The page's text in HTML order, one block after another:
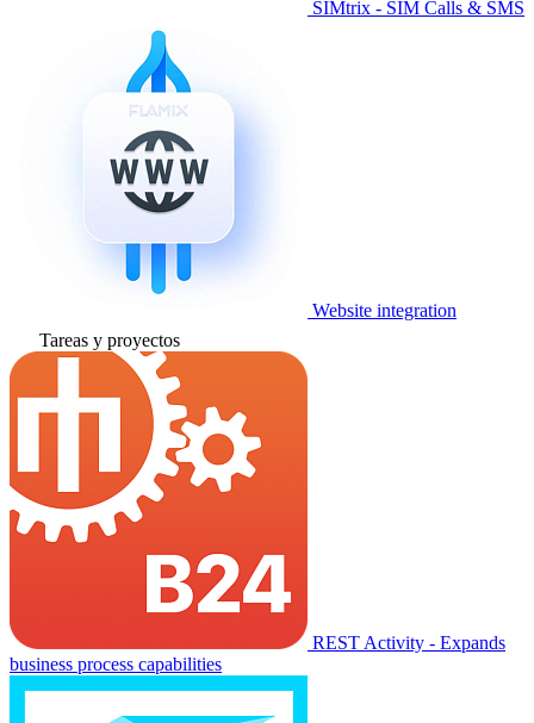
SIMtrix - SIM Calls & SMS
Website integration
Tareas y proyectos
REST Activity - Expands
business process capabilities